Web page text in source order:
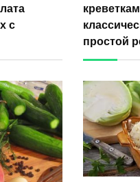
с
простой